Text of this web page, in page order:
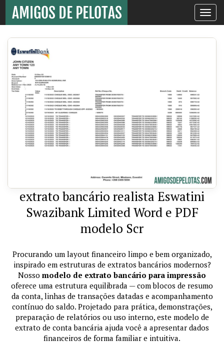
Toggle
extrato bancário realista Eswatini
Swazibank Limited Word e PDF
modelo Scr
Procurando um layout financeiro limpo e bem organizado,
inspirado em estruturas de extratos bancários modernos?
Nosso modelo de extrato bancário para impressão
oferece uma estrutura equilibrada — com blocos de resumo
da conta, linhas de transações datadas e acompanhamento
contínuo do saldo. Projetado para prática, demonstrações,
preparação de relatórios ou uso interno, este modelo de
extrato de conta bancária ajuda você a apresentar dados
financeiros de forma familiar e intuitiva.